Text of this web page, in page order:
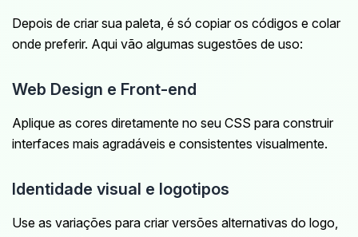
Depois de criar sua paleta, é só copiar os códigos e colar
onde preferir. Aqui vão algumas sugestões de uso:
Web Design e Front-end
Aplique as cores diretamente no seu CSS para construir
interfaces mais agradáveis e consistentes visualmente.
Identidade visual e logotipos
Use as variações para criar versões alternativas do logo,